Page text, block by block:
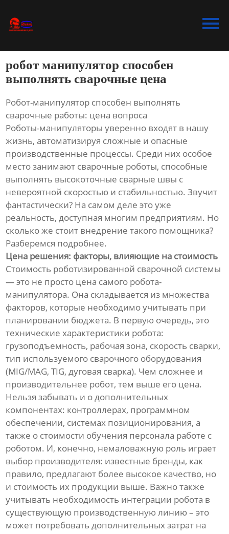
Bидео
О Hас
Контакты
робот манипулятор способен
выполнять сварочные цена
Робот-манипулятор способен выполнять
сварочные работы: цена вопроса
Роботы-манипуляторы уверенно входят в нашу
жизнь, автоматизируя сложные и опасные
производственные процессы. Среди них особое
место занимают сварочные роботы, способные
выполнять высокоточные сварные швы с
невероятной скоростью и стабильностью. Звучит
фантастически? На самом деле это уже
реальность, доступная многим предприятиям. Но
сколько же стоит внедрение такого помощника?
Разберемся подробнее.
Цена решения: факторы, влияющие на стоимость
Стоимость роботизированной сварочной системы
— это не просто цена самого робота-
манипулятора. Она складывается из множества
факторов, которые необходимо учитывать при
планировании бюджета. В первую очередь, это
технические характеристики робота:
грузоподъемность, рабочая зона, скорость сварки,
тип используемого сварочного оборудования
(MIG/MAG, TIG, дуговая сварка). Чем сложнее и
производительнее робот, тем выше его цена.
Нельзя забывать и о дополнительных
компонентах: контроллерах, программном
обеспечении, системах позиционирования, а
также о стоимости обучения персонала работе с
роботом. И, конечно, немаловажную роль играет
выбор производителя: известные бренды, как
правило, предлагают более высокое качество, но
и стоимость их продукции выше. Важно также
учитывать необходимость интеграции робота в
существующую производственную линию – это
может потребовать дополнительных затрат на